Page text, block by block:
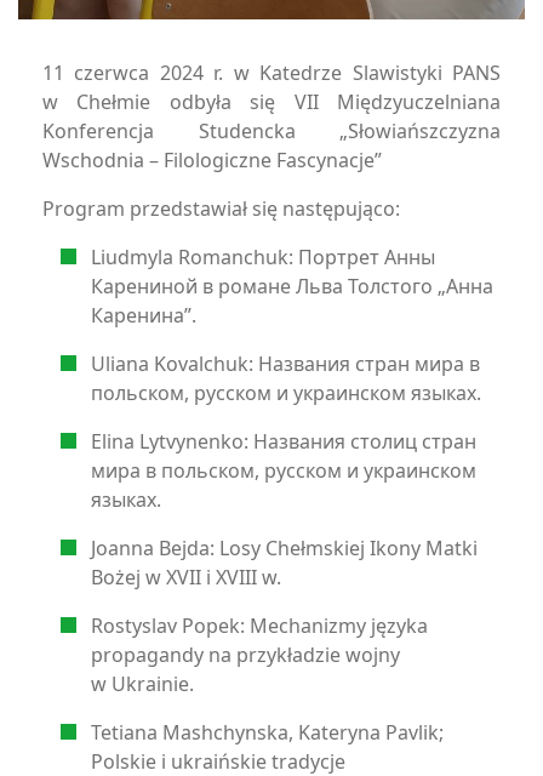
11 czerwca 2024 r. w Katedrze Slawistyki PANS
w Chełmie odbyła się VII Międzyuczelniana
Konferencja Studencka „Słowiańszczyzna
Wschodnia – Filologiczne Fascynacje”
Program przedstawiał się następująco:
Liudmyla Romanchuk: Портрет Анны
Карениной в романе Льва Толстого „Анна
Каренина”.
Uliana Kovalchuk: Названия стран мира в
польском, русском и украинском языках.
Elina Lytvynenko: Названия столиц стран
мира в польском, русском и украинском
языках.
Joanna Bejda: Losy Chełmskiej Ikony Matki
Bożej w XVII i XVIII w.
Rostyslav Popek: Mechanizmy języka
propagandy na przykładzie wojny
w Ukrainie.
Tetiana Mashchynska, Kateryna Pavlik;
Polskie i ukraińskie tradycje